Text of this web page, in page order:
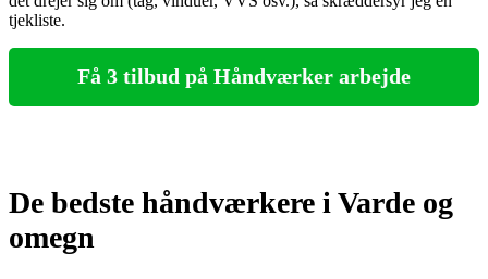
tjekliste.
Få 3 tilbud på Håndværker arbejde
De bedste håndværkere i Varde og
omegn